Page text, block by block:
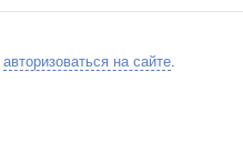
авторизоваться на сайте.